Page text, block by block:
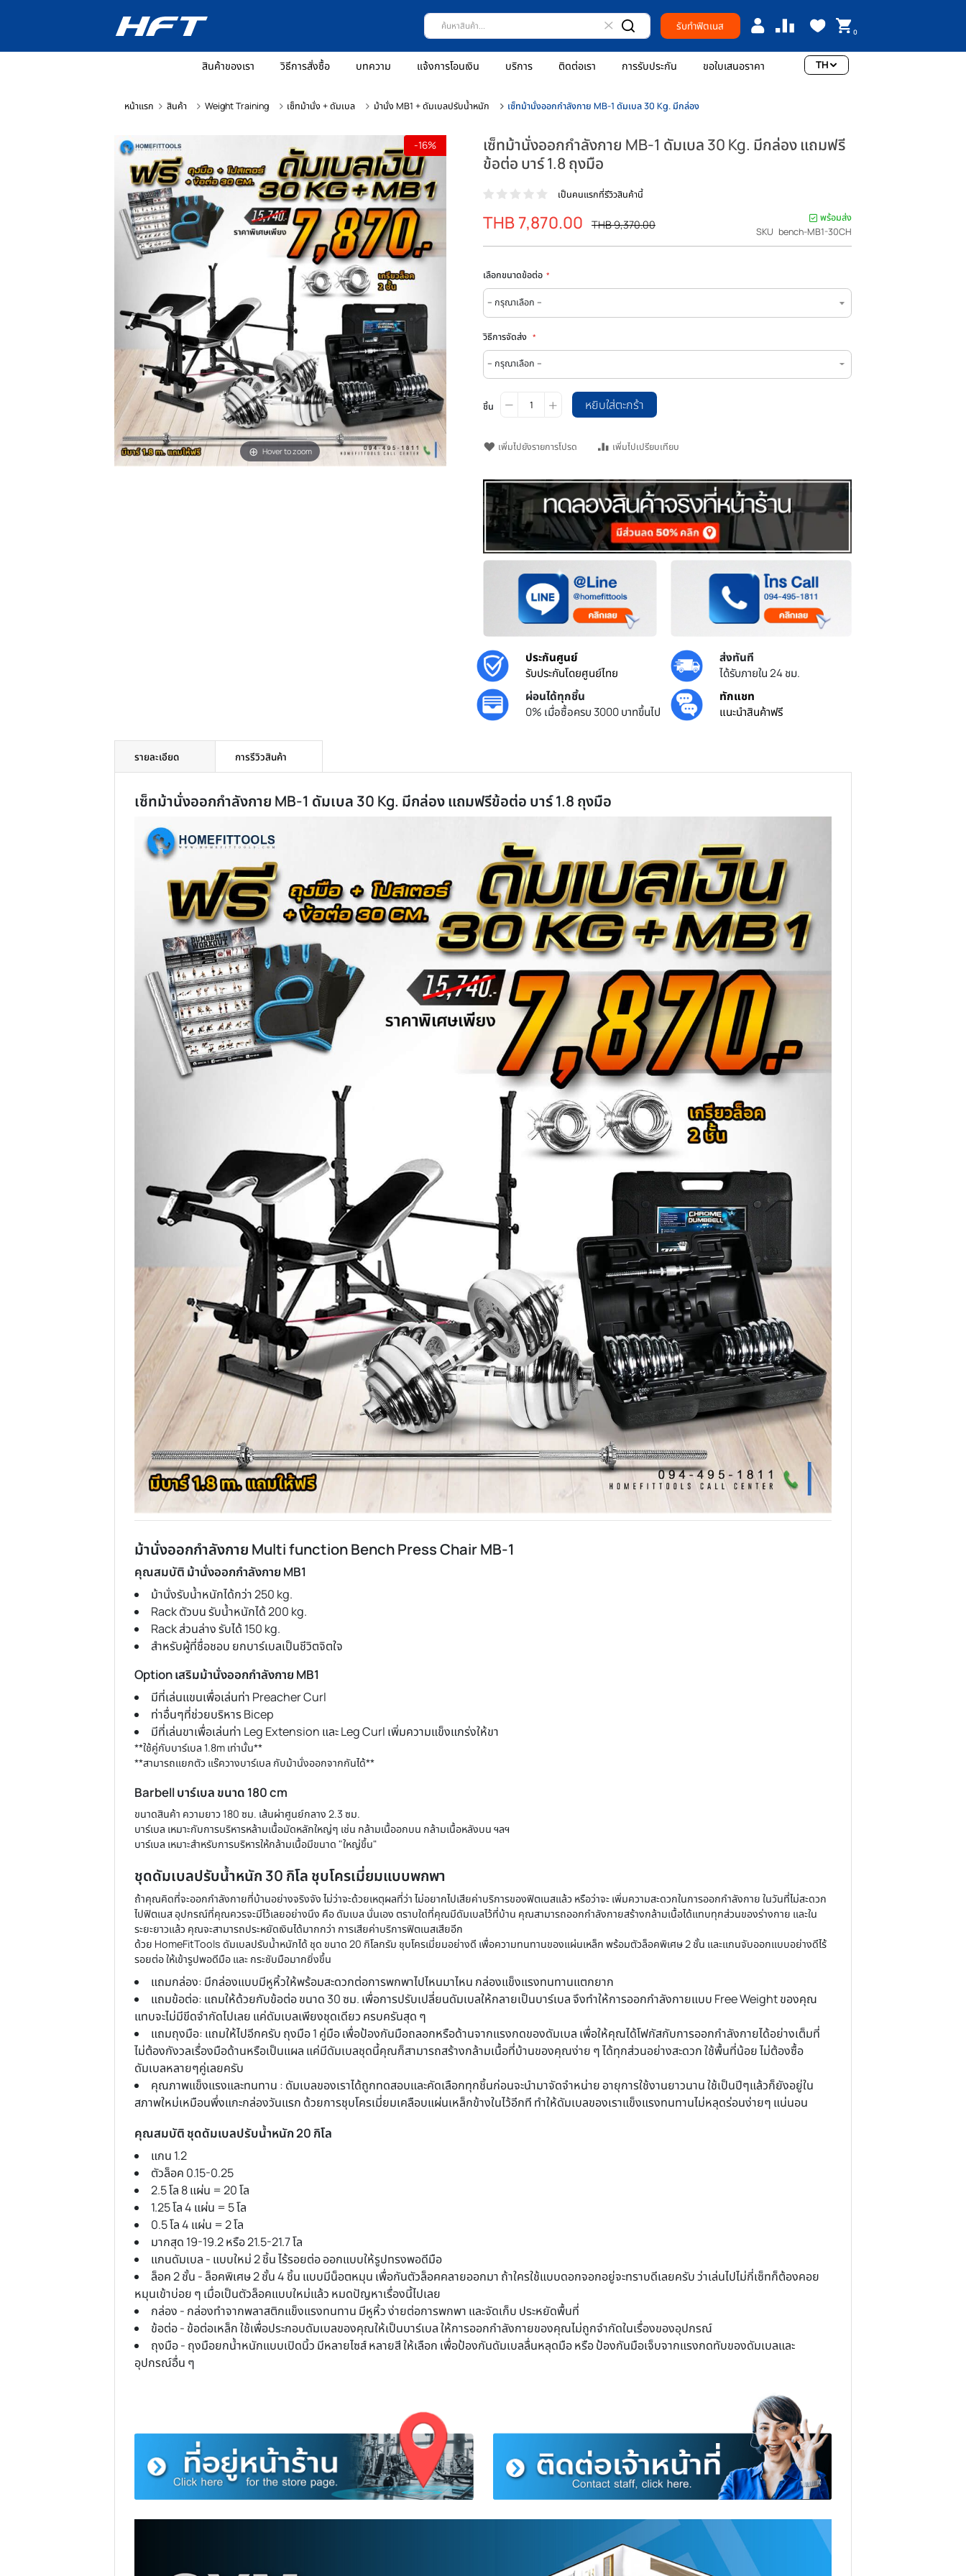
รับทำฟิตเนส
สินค้าของเรา วิธีการสั่งซื้อ บทความ แจ้งการโอนเงิน บริการ ติดต่อเรา การรับประกัน ขอใบเสนอราคา
-16% เซ็ทม้านั่งออกกำลังกาย MB-1 ดัมเบล 30 Kg. มีกล่อง แถมฟรี
ข้อต่อ บาร์ 1.8 ถุงมือ
ราคา
พิเศษ
THB 7,870.00 ราคา
THB 9,370.00
เลือกขนาดข้อต่อ
ชิ้น หยิบใส่ตะกร้า
เพิ่มไปยังรายการโปรด เพิ่มไปเปรียบเทียบ
ผ่อนได้ทุกชิ้น
0% เมื่อซื้อครบ 3000 บาทขึ้นไป
ทักแชท
รายละเอียด
เซ็ทม้านั่งออกกำลังกาย MB-1 ดัมเบล 30 Kg. มีกล่อง แถมฟรีข้อต่อ บาร์ 1.8 ถุงมือ
ม้านั่งออกกำลังกาย Multi function Bench Press Chair MB-1
คุณสมบัติ ม้านั่งออกกำลังกาย MB1
ม้านั่งรับน้ำหนักได้กว่า 250 kg.
Rack ตัวบน รับน้ำหนักได้ 200 kg.
Rack ส่วนล่าง รับได้ 150 kg.
สำหรับผู้ที่ชื่อชอบ ยกบาร์เบลเป็นชีวิตจิตใจ
มีที่เล่นแขนเพื่อเล่นท่า Preacher Curl
ท่าอื่นๆที่ช่วยบริหาร Bicep
มีที่เล่นขาเพื่อเล่นท่า Leg Extension และ Leg Curl เพิ่มความแข็งแกร่งให้ขา
**ใช้คู่กับบาร์เบล 1.8m เท่านั้น**
**สามารถแยกตัว แร๊ควางบาร์เบล กับม้านั่งออกจากกันได้**
Barbell บาร์เบล ขนาด 180 cm
ขนาดสินค้า ความยาว 180 ซม. เส้นผ่าศูนย์กลาง 2.3 ซม.
บาร์เบล เหมาะกับการบริหารหล้ามเนื้อมัดหลักใหญ่ๆ เช่น กล้ามเนื้ออกบน กล้ามเนื้อหลังบน ฯลฯ
บาร์เบล เหมาะสำหรับการบริหารให้กล้ามเนื้อมีขนาด "ใหญ่ขึ้น"
ชุดดัมเบลปรับน้ำหนัก 30 กิโล ชุบโครเมี่ยมแบบพกพา
ถ้าคุณคิดที่จะออกกำลังกายที่บ้านอย่างจริงจัง ไม่ว่าจะด้วยเหตุผลที่ว่า ไม่อยากไปเสียค่าบริการของฟิตเนสแล้ว หรือว่าจะ เพิ่มความสะดวกในการออกกำลังกาย ในวันที่ไม่สะดวก
ไปฟิตเนส อุปกรณ์ที่คุณควรจะมีไว้เลยอย่างนึง คือ ดัมเบล นั่นเอง ตราบใดที่คุณมีดัมเบลไว้ที่บ้าน คุณสามารถออกกำลังกายสร้างกล้ามเนื้อได้แทบทุกส่วนของร่างกาย และใน
ระยะยาวแล้ว คุณจะสามารถประหยัดเงินได้มากกว่า การเสียค่าบริการฟิตเนสเสียอีก
ด้วย HomeFitTools ดัมเบลปรับน้ำหนักได้ ชุด ขนาด 20 กิโลกรัม ชุบโครเมี่ยมอย่างดี เพื่อความทนทานของแผ่นเหล็ก พร้อมตัวล็อคพิเศษ 2 ชั้น และแกนจับออกแบบอย่างดีไร้
รอยต่อ ให้เข้ารูปพอดีมือ และ กระชับมือมากยิ่งขึ้น
แถมกล่อง: มีกล่องแบบมีหูหิ้วให้พร้อมสะดวกต่อการพกพาไปไหนมาไหน กล่องแข็งแรงทนทานแตกยาก
แถมข้อต่อ: แถมให้ด้วยกับข้อต่อ ขนาด 30 ซม. เพื่อการปรับเปลี่ยนดัมเบลให้กลายเป็นบาร์เบล จึงทำให้การออกกำลังกายแบบ Free Weight ของคุณ
แทบจะไม่มีขีดจำกัดไปเลย แค่ดัมเบลเพียงชุดเดียว ครบครันสุด ๆ
แถมถุงมือ: แถมให้ไปอีกครับ ถุงมือ 1 คู่มือ เพื่อป้องกันมือถลอกหรือด้านจากแรงกดของดัมเบล เพื่อให้คุณได้โฟกัสกับการออกกำลังกายได้อย่างเต็มที่
ไม่ต้องกังวลเรื่องมือด้านหรือเป็นแผล แค่มีดัมเบลชุดนี้คุณก็สามารถสร้างกล้ามเนื้อที่บ้านของคุณง่าย ๆ ได้ทุกส่วนอย่างสะดวก ใช้พื้นที่น้อย ไม่ต้องซื้อ
ดัมเบลหลายๆคู่เลยครับ
คุณภาพแข็งแรงและทนทาน : ดัมเบลของเราได้ถูกทดสอบและคัดเลือกทุกชิ้นก่อนจะนำมาจัดจำหน่าย อายุการใช้งานยาวนาน ใช้เป็นปีๆแล้วก็ยังอยู่ใน
สภาพใหม่เหมือนพึ่งแกะกล่องวันแรก ด้วยการชุบโครเมี่ยมเคลือบแผ่นเหล็กข้างในไว้อีกที ทำให้ดัมเบลของเราแข็งแรงทนทานไม่หลุดร่อนง่ายๆ แน่นอน
คุณสมบัติ ชุดดัมเบลปรับน้ำหนัก 20 กิโล
2.5 โล 8 แผ่น = 20 โล
1.25 โล 4 แผ่น = 5 โล
0.5 โล 4 แผ่น = 2 โล
มากสุด 19-19.2 หรือ 21.5-21.7 โล
ล็อค 2 ชั้น - ล็อคพิเศษ 2 ชั้น 4 ชิ้น แบบมีน็อตหมุน เพื่อกันตัวล็อคคลายออกมา ถ้าใครใช้แบบดอกจอกอยู่จะทราบดีเลยครับ ว่าเล่นไปไม่กี่เซ็ทก็ต้องคอย
กล่อง - กล่องทำจากพลาสติกแข็งแรงทนทาน มีหูหิ้ว ง่ายต่อการพกพา และจัดเก็บ ประหยัดพื้นที่
การรีวิวสินค้า